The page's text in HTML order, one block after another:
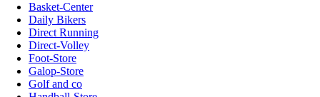
Basket-Center
Daily Bikers
Direct Running
Direct-Volley
Foot-Store
Galop-Store
Golf and co